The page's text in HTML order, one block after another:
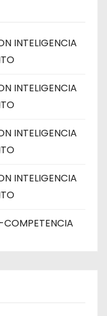
INTELIGENCIA
INTELIGENCIA
INTELIGENCIA
INTELIGENCIA
COMPETENCIA